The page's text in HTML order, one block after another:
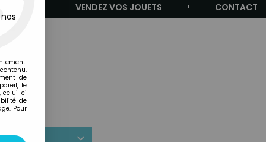
VENDEZ VOS JOUETS CONTACT
de
le
celui-ci
de
Pour